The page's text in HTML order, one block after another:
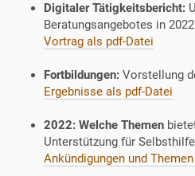
Digitaler Tätigkeitsbericht:
Beratungsangebotes in 2022
Vortrag als pdf-Datei
Fortbildungen: Vorstellung
Ergebnisse als pdf-Datei
2022: Welche Themen
Unterstützung für
Ankündigungen und